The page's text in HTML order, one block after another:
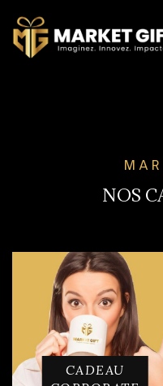
NOS
CADEAU